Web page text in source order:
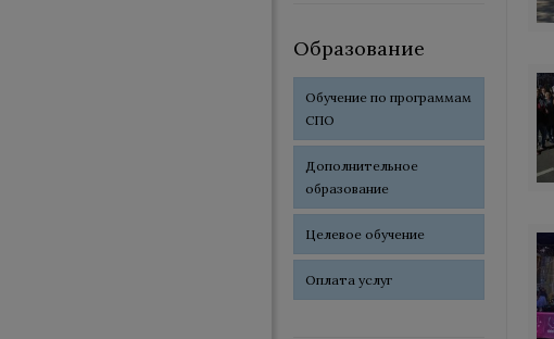
Образование
Обучение по программам
СПО
Дополнительное
образование
Целевое обучение
Оплата услуг